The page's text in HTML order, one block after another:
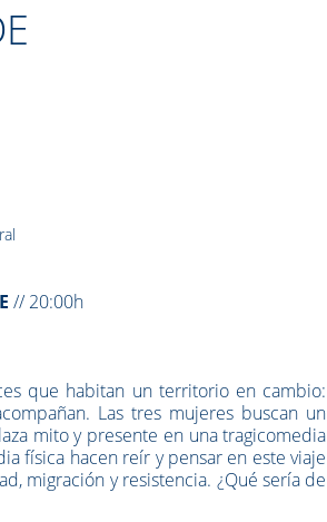
// 20:00h
que habitan un territorio en cambio:
Las tres mujeres buscan un
mito y presente en una tragicomedia
física hacen reír y pensar en este viaje
migración y resistencia. ¿Qué sería de